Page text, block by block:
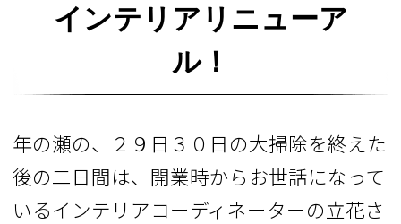
インテリアリニューア
ル！
年の瀬の、２９日３０日の大掃除を終えた
後の二日間は、開業時からお世話になって
いるインテリアコーディネーターの立花さ